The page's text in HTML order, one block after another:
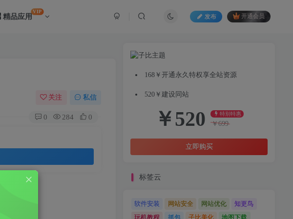
精品应用
VIP
发布 开通会员
关注 私信
0 284 0
168￥开通永久特权享全站资源
520￥建设同站
￥520 特别特惠
￥699
立即购买
标签云
软件安装 网站安全 网站优化
知更鸟
玩机教程
抓包 子比美化
地图下载